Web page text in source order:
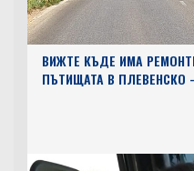
ВИЖТЕ КЪДЕ ИМА
ПЪТИЩАТА В ПЛЕВЕНСКО